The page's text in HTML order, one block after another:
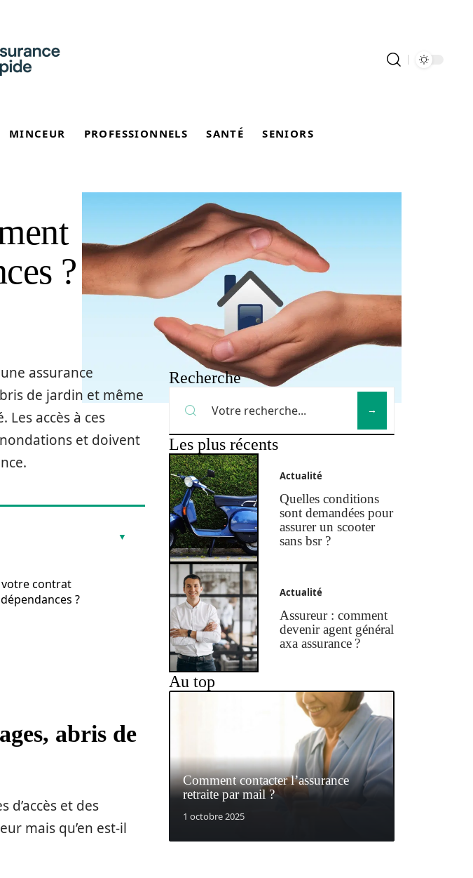
MINCEUR PROFESSIONNELS SANTÉ SENIORS
?
assurance
de jardin et même
Les accès à ces
et doivent
contrat
?
abris de
et des
mais qu’en est-il
Recherche
Les plus récents
Actualité
Quelles conditions
sont demandées pour
assurer un scooter
sans bsr ?
Actualité
Assureur : comment
devenir agent général
axa assurance ?
Au top
Comment contacter l’assurance
retraite par mail ?
1 octobre 2025